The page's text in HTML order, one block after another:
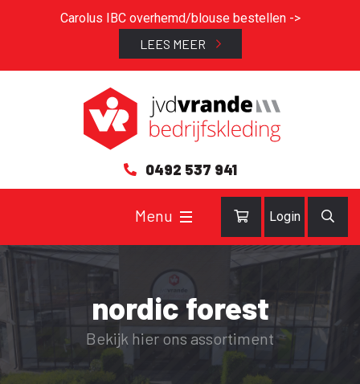
Carolus IBC overhemd/blouse bestellen ->
LEES MEER
0492 537 941
Login
nordic forest
Bekijk hier ons assortiment